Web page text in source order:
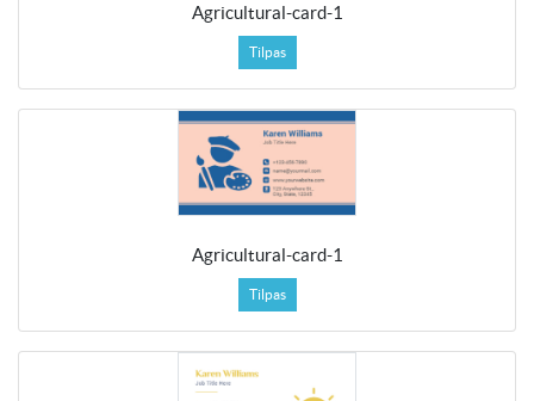
Agricultural-card-1
Tilpas
Agricultural-card-1
Tilpas